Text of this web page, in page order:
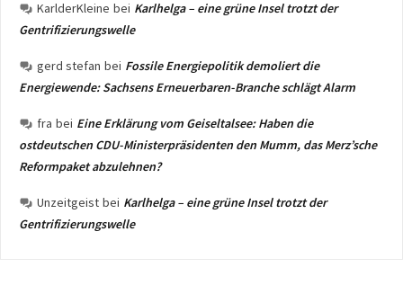
KarlderKleine bei Karlhelga – eine grüne Insel trotzt der
Gentrifizierungswelle
gerd stefan bei Fossile Energiepolitik demoliert die
Energiewende: Sachsens Erneuerbaren-Branche schlägt Alarm
fra bei Eine Erklärung vom Geiseltalsee: Haben die
ostdeutschen CDU-Ministerpräsidenten den Mumm, das Merz’sche
Reformpaket abzulehnen?
Unzeitgeist bei Karlhelga – eine grüne Insel trotzt der
Gentrifizierungswelle